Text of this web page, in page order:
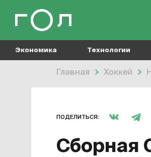
Экономика Технологии
Главная Хоккей
ПОДЕЛИТЬСЯ:
Сборная